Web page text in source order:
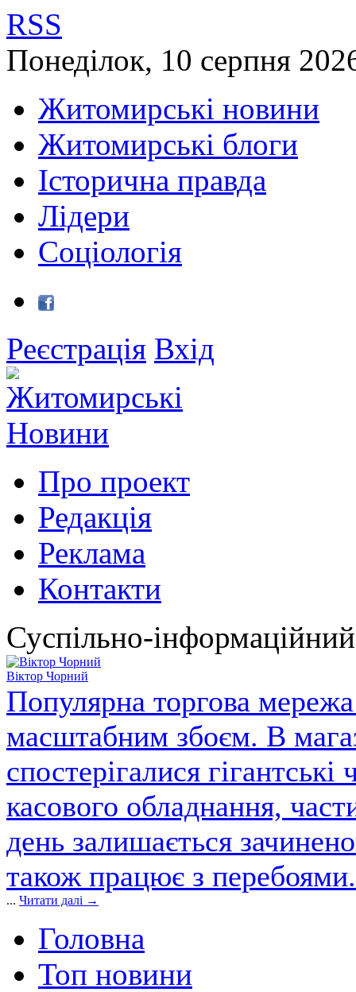
RSS
Понеділок, 10 серпня
Житомирські новини
Житомирські блоги
Історична правда
Лідери
Соціологія
Реєстрація Вхід
Про проект
Редакція
Реклама
Контакти
Суспільно-
Віктор Чорний
Популярна торгова
масштабним збоєм. В
спостерігалися
касового обладнання,
день залишається
також працює з
... Читати далі →
Головна
Топ новини